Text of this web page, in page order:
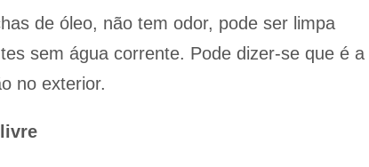
de óleo, não tem odor, pode ser limpa
sem água corrente. Pode dizer-se que é a
no exterior.